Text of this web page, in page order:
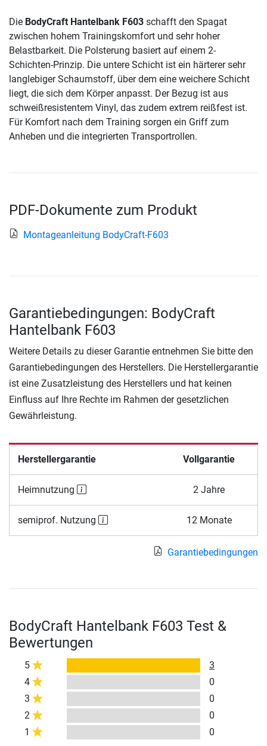
Die BodyCraft Hantelbank F603 schafft den Spagat
zwischen hohem Trainingskomfort und sehr hoher
Belastbarkeit. Die Polsterung basiert auf einem 2-
Schichten-Prinzip. Die untere Schicht ist ein härterer sehr
langlebiger Schaumstoff, über dem eine weichere Schicht
liegt, die sich dem Körper anpasst. Der Bezug ist aus
schweißresistentem Vinyl, das zudem extrem reißfest ist.
Für Komfort nach dem Training sorgen ein Griff zum
Anheben und die integrierten Transportrollen.
PDF-Dokumente zum Produkt
Montageanleitung BodyCraft-F603
Garantiebedingungen: BodyCraft
Hantelbank F603
Weitere Details zu dieser Garantie entnehmen Sie bitte den
Garantiebedingungen des Herstellers. Die Herstellergarantie
ist eine Zusatzleistung des Herstellers und hat keinen
Einfluss auf Ihre Rechte im Rahmen der gesetzlichen
Gewährleistung.
Herstellergarantie Vollgarantie
Heimnutzung 2 Jahre
semiprof. Nutzung 12 Monate
Garantiebedingungen
BodyCraft Hantelbank F603 Test &
Bewertungen
5
3
4
0
3
0
2
0
1
0